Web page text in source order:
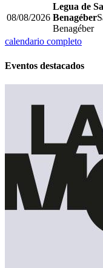
08/08/2026
Legua de
Benagéber
Benagéber
calendario completo
Eventos destacados